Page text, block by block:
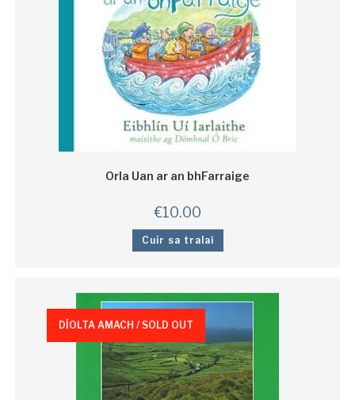
Orla Uan ar an bhFarraige
€10.00
Cuir sa tralaí
DÍOLTA AMACH / SOLD OUT